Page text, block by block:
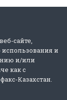
сайте,
и
и/или
как с
Казахстан.